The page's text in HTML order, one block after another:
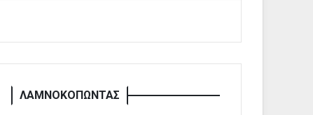
ΛΑΜΝΟΚΟΠΩΝΤΑΣ